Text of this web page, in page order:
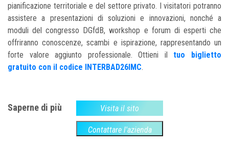
pianificazione territoriale e del settore privato. I visitatori potranno
assistere a presentazioni di soluzioni e innovazioni, nonché a
moduli del congresso DGfdB, workshop e forum di esperti che
offriranno conoscenze, scambi e ispirazione, rappresentando un
forte valore aggiunto professionale. Ottieni il tuo biglietto
gratuito con il codice INTERBAD26IMC
Saperne di più Visita il sito
Contattare l'azienda